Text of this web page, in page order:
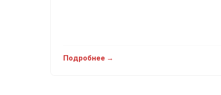
Подлокотник
Подробнее →